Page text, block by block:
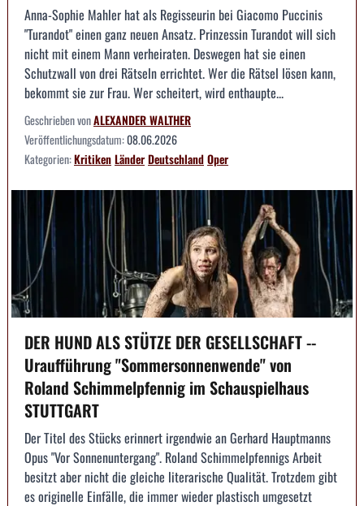
Anna-Sophie Mahler hat als Regisseurin bei Giacomo Puccinis
"Turandot" einen ganz neuen Ansatz. Prinzessin Turandot will sich
nicht mit einem Mann verheiraten. Deswegen hat sie einen
Schutzwall von drei Rätseln errichtet. Wer die Rätsel lösen kann,
bekommt sie zur Frau. Wer scheitert, wird enthaupte...
Geschrieben vonALEXANDER WALTHER
Veröffentlichungsdatum:08.06.2026
Kategorien:KritikenLänderDeutschlandOper
DER HUND ALS STÜTZE DER GESELLSCHAFT --
Uraufführung "Sommersonnenwende" von
Roland Schimmelpfennig im Schauspielhaus
STUTTGART
Der Titel des Stücks erinnert irgendwie an Gerhard Hauptmanns
Opus "Vor Sonnenuntergang". Roland Schimmelpfennigs Arbeit
besitzt aber nicht die gleiche literarische Qualität. Trotzdem gibt
es originelle Einfälle, die immer wieder plastisch umgesetzt